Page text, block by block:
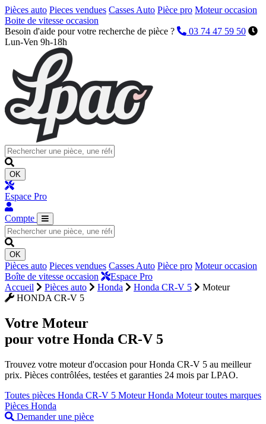
Pièces auto Pieces vendues Casses Auto Pièce pro Moteur occasion
Boite de vitesse occasion
Besoin d'aide pour votre recherche de pièce ?
03 74 47 59 50
Lun-Ven 9h-18h
OK
Espace Pro
Compte
OK
Pièces auto Pieces vendues Casses Auto Pièce pro Moteur occasion
Boîte de vitesse occasion
Espace Pro
Accueil
Pièces auto Honda Honda CR-V 5
Moteur
HONDA CR-V 5
Votre Moteur
pour votre Honda CR-V 5
Trouvez votre moteur d'occasion pour Honda CR-V 5 au meilleur
prix. Pièces contrôlées, testées et garanties 24 mois par LPAO.
Toutes pièces Honda CR-V 5 Moteur Honda Moteur toutes marques
Pièces Honda
Demander une pièce